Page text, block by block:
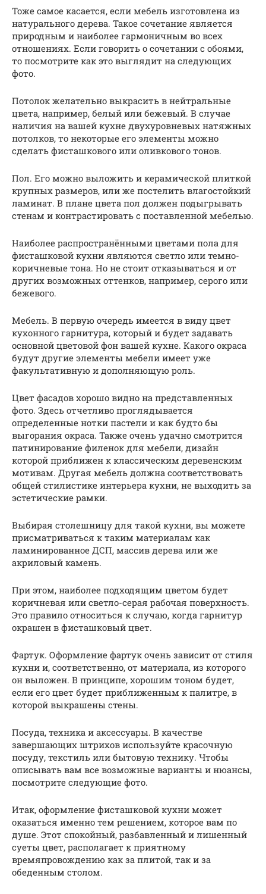
Тоже самое касается, если мебель изготовлена из
натурального дерева. Такое сочетание является
природным и наиболее гармоничным во всех
отношениях. Если говорить о сочетании с обоями,
то посмотрите как это выглядит на следующих
фото.
Потолок желательно выкрасить в нейтральные
цвета, например, белый или бежевый. В случае
наличия на вашей кухне двухуровневых натяжных
потолков, то некоторые его элементы можно
сделать фисташкового или оливкового тонов.
Пол. Его можно выложить и керамической плиткой
крупных размеров, или же постелить влагостойкий
ламинат. В плане цвета пол должен подыгрывать
стенам и контрастировать с поставленной мебелью.
Наиболее распространёнными цветами пола для
фисташковой кухни являются светло или темно-
коричневые тона. Но не стоит отказываться и от
других возможных оттенков, например, серого или
бежевого.
Мебель. В первую очередь имеется в виду цвет
кухонного гарнитура, который и будет задавать
основной цветовой фон вашей кухне. Какого окраса
будут другие элементы мебели имеет уже
факультативную и дополняющую роль.
Цвет фасадов хорошо видно на представленных
фото. Здесь отчетливо проглядывается
определенные нотки пастели и как будто бы
выгорания окраса. Также очень удачно смотрится
патинирование филенок для мебели, дизайн
которой приближен к классическим деревенским
мотивам. Другая мебель должна соответствовать
общей стилистике интерьера кухни, не выходить за
эстетические рамки.
Выбирая столешницу для такой кухни, вы можете
присматриваться к таким материалам как
ламинированное ДСП, массив дерева или же
акриловый камень.
При этом, наиболее подходящим цветом будет
коричневая или светло-серая рабочая поверхность.
Это правило относиться к случаю, когда гарнитур
окрашен в фисташковый цвет.
Фартук. Оформление фартук очень зависит от стиля
кухни и, соответственно, от материала, из которого
он выложен. В принципе, хорошим тоном будет,
если его цвет будет приближенным к палитре, в
которой выкрашены стены.
Посуда, техника и аксессуары. В качестве
завершающих штрихов используйте красочную
посуду, текстиль или бытовую технику. Чтобы
описывать вам все возможные варианты и нюансы,
посмотрите следующие фото.
Итак, оформление фисташковой кухни может
оказаться именно тем решением, которое вам по
душе. Этот спокойный, разбавленный и лишенный
суеты цвет, располагает к приятному
времяпровождению как за плитой, так и за
обеденным столом.